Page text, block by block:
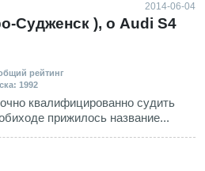
2014-06-04
Судженск ), о Audi S4
рейтинг
1992
квалифицированно судить
прижилось название...